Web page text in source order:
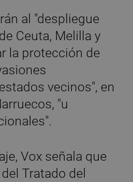
al "despliegue
Ceuta, Melilla y
la protección de
vecinos", en
"u
Vox señala que
Tratado del